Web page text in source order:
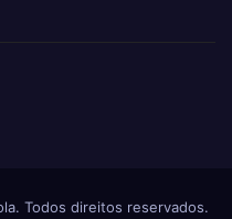
Todos direitos reservados.